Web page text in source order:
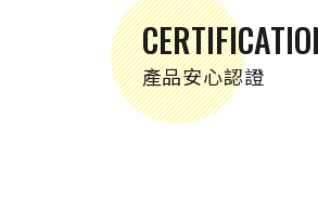
產品安心認證